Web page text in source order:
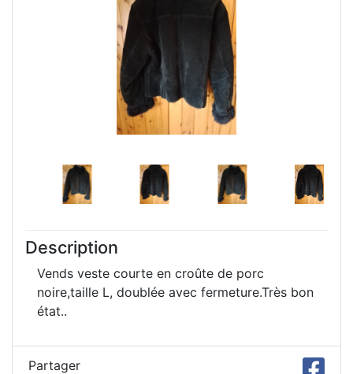
Description
Vends veste courte en croûte de porc
noire,taille L, doublée avec fermeture.Très bon
état..
Partager